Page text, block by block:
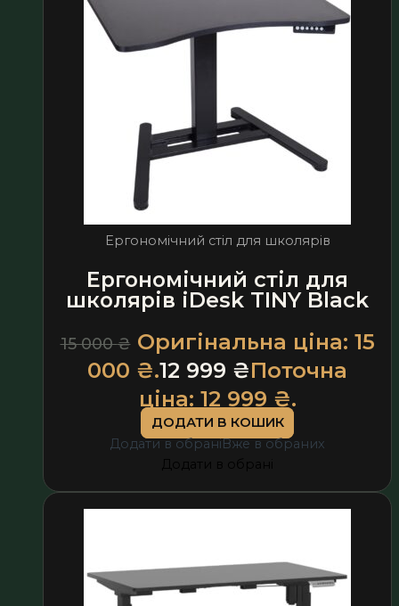
Ергономічний стіл для школярів
Ергономічний стіл для
школярів iDesk TINY Black
15 000₴ Оригінальна ціна: 15
000 ₴.12 999 ₴Поточна
ціна: 12 999 ₴.
ДОДАТИ В КОШИК
Додати в обраніВже в обраних